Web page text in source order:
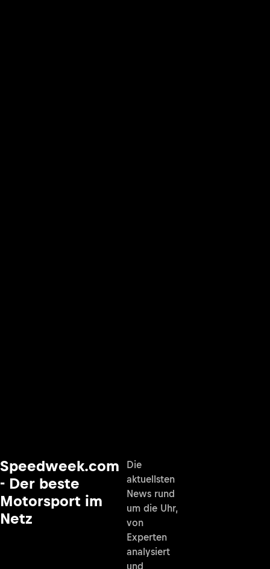
Speedweek.com
- Der beste
Motorsport im
Netz
Die
aktuellsten
News rund
um die Uhr,
von
Experten
analysiert
und